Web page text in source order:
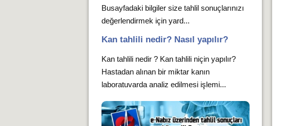
Busayfadaki bilgiler size tahlil sonuçlarınızı
değerlendirmek için yard...
Kan tahlili nedir? Nasıl yapılır?
Kan tahlili nedir ? Kan tahlili niçin yapılır?
Hastadan alınan bir miktar kanın
laboratuvarda analiz edilmesi işlemi...